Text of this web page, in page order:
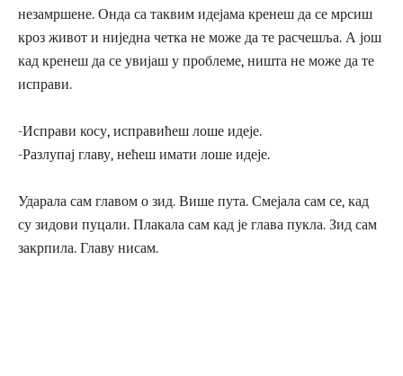
незамршене. Онда са таквим идејама кренеш да се мрсиш
кроз живот и ниједна четка не може да те расчешља. А још
кад кренеш да се увијаш у проблеме, ништа не може да те
исправи.
-Исправи косу, исправићеш лоше идеје.
-Разлупај главу, нећеш имати лоше идеје.
Ударала сам главом о зид. Више пута. Смејала сам се, кад
су зидови пуцали. Плакала сам кад је глава пукла. Зид сам
закрпила. Главу нисам.